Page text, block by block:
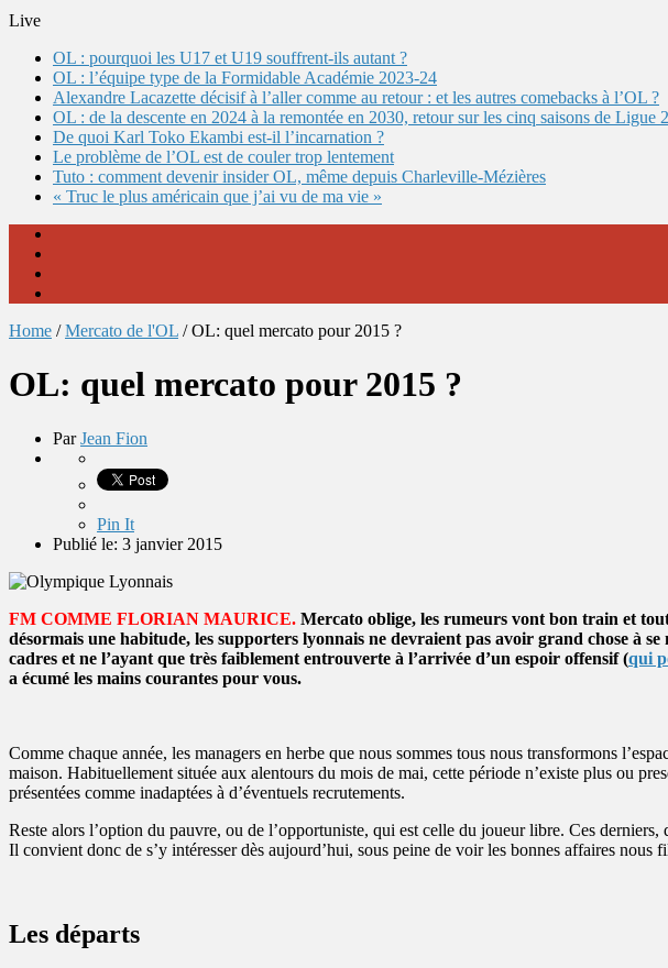
Live
OL : pourquoi les U17 et U19 souffrent-ils autant ?
OL : l’équipe type de la Formidable Académie 2023-24
Alexandre Lacazette décisif à l’aller comme au retour : et les autres comebacks à l’OL ?
OL : de la descente en 2024 à la remontée en 2030, retour sur les cinq saisons de Ligue 2
De quoi Karl Toko Ekambi est-il l’incarnation ?
Le problème de l’OL est de couler trop lentement
Tuto : comment devenir insider OL, même depuis Charleville-Mézières
« Truc le plus américain que j’ai vu de ma vie »
Home /Mercato de l'OL /OL: quel mercato pour 2015 ?
OL: quel mercato pour 2015 ?
ParJean Fion
Pin It
Publié le: 3 janvier 2015
FM COMME FLORIAN MAURICE. Mercato oblige, les rumeurs vont bon train et tout
désormais une habitude, les supporters lyonnais ne devraient pas avoir grand chose à
cadres et ne l’ayant que très faiblement entrouverte à l’arrivée d’un espoir offensif (qui
a écumé les mains courantes pour vous.
Comme chaque année, les managers en herbe que nous sommes tous nous transformons
maison. Habituellement située aux alentours du mois de mai, cette période n’existe plus ou
présentées comme inadaptées à d’éventuels recrutements.
Reste alors l’option du pauvre, ou de l’opportuniste, qui est celle du joueur libre. Ces
Il convient donc de s’y intéresser dès aujourd’hui, sous peine de voir les bonnes affaires nous
Les départs